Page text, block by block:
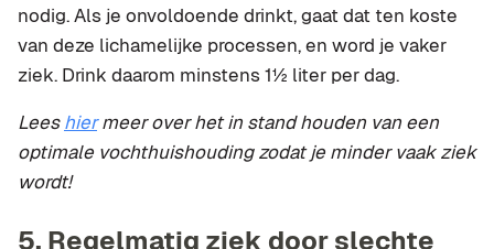
nodig. Als je onvoldoende drinkt, gaat dat ten koste
van deze lichamelijke processen, en word je vaker
ziek. Drink daarom minstens 1½ liter per dag.
Leeshiermeer over het in stand houden van een
optimale vochthuishouding zodat je minder vaak ziek
wordt!
5. Regelmatig ziek door slechte